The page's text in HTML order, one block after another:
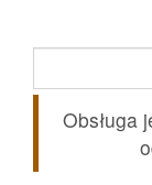
Obsługa